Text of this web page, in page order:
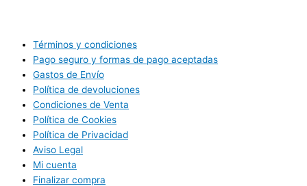
Términos y condiciones
Pago seguro y formas de pago aceptadas
Gastos de Envío
Política de devoluciones
Condiciones de Venta
Política de Cookies
Política de Privacidad
Aviso Legal
Mi cuenta
Finalizar compra